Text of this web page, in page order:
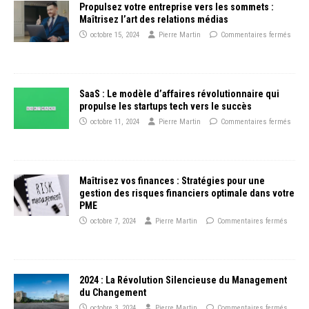
Propulsez votre entreprise vers les sommets :
Maîtrisez l’art des relations médias
octobre 15, 2024 Pierre Martin Commentaires fermés
SaaS : Le modèle d’affaires révolutionnaire qui
propulse les startups tech vers le succès
octobre 11, 2024 Pierre Martin Commentaires fermés
Maîtrisez vos finances : Stratégies pour une
gestion des risques financiers optimale dans votre
PME
octobre 7, 2024 Pierre Martin Commentaires fermés
2024 : La Révolution Silencieuse du Management
du Changement